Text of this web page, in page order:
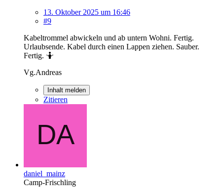
13. Oktober 2025 um 16:46
#9
Kabeltrommel abwickeln und ab untern Wohni. Fertig.
Urlaubsende. Kabel durch einen Lappen ziehen. Sauber.
Fertig. 🤷
Vg.Andreas
Inhalt melden
Zitieren
daniel_mainz
Camp-Frischling